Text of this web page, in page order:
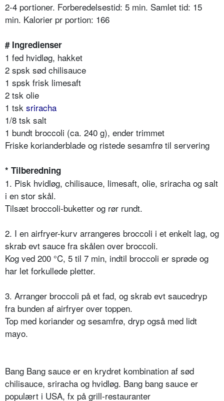
2-4 portioner. Forberedelsestid: 5 min. Samlet tid: 15
min. Kalorier pr portion: 166
# Ingredienser
1 fed hvidløg, hakket
2 spsk sød chilisauce
1 spsk frisk limesaft
2 tsk olie
1 tsk sriracha
1/8 tsk salt
1 bundt broccoli (ca. 240 g), ender trimmet
Friske korianderblade og ristede sesamfrø til servering
* Tilberedning
1. Pisk hvidløg, chilisauce, limesaft, olie, sriracha og salt
i en stor skål.
Tilsæt broccoli-buketter og rør rundt.
2. I en airfryer-kurv arrangeres broccoli i et enkelt lag, og
skrab evt sauce fra skålen over broccoli.
Kog ved 200 °C, 5 til 7 min, indtil broccoli er sprøde og
har let forkullede pletter.
3. Arranger broccoli på et fad, og skrab evt saucedryp
fra bunden af airfryer over toppen.
Top med koriander og sesamfrø, dryp også med lidt
mayo.
Bang Bang sauce er en krydret kombination af sød
chilisauce, sriracha og hvidløg. Bang bang sauce er
populært i USA, fx på grill-restauranter